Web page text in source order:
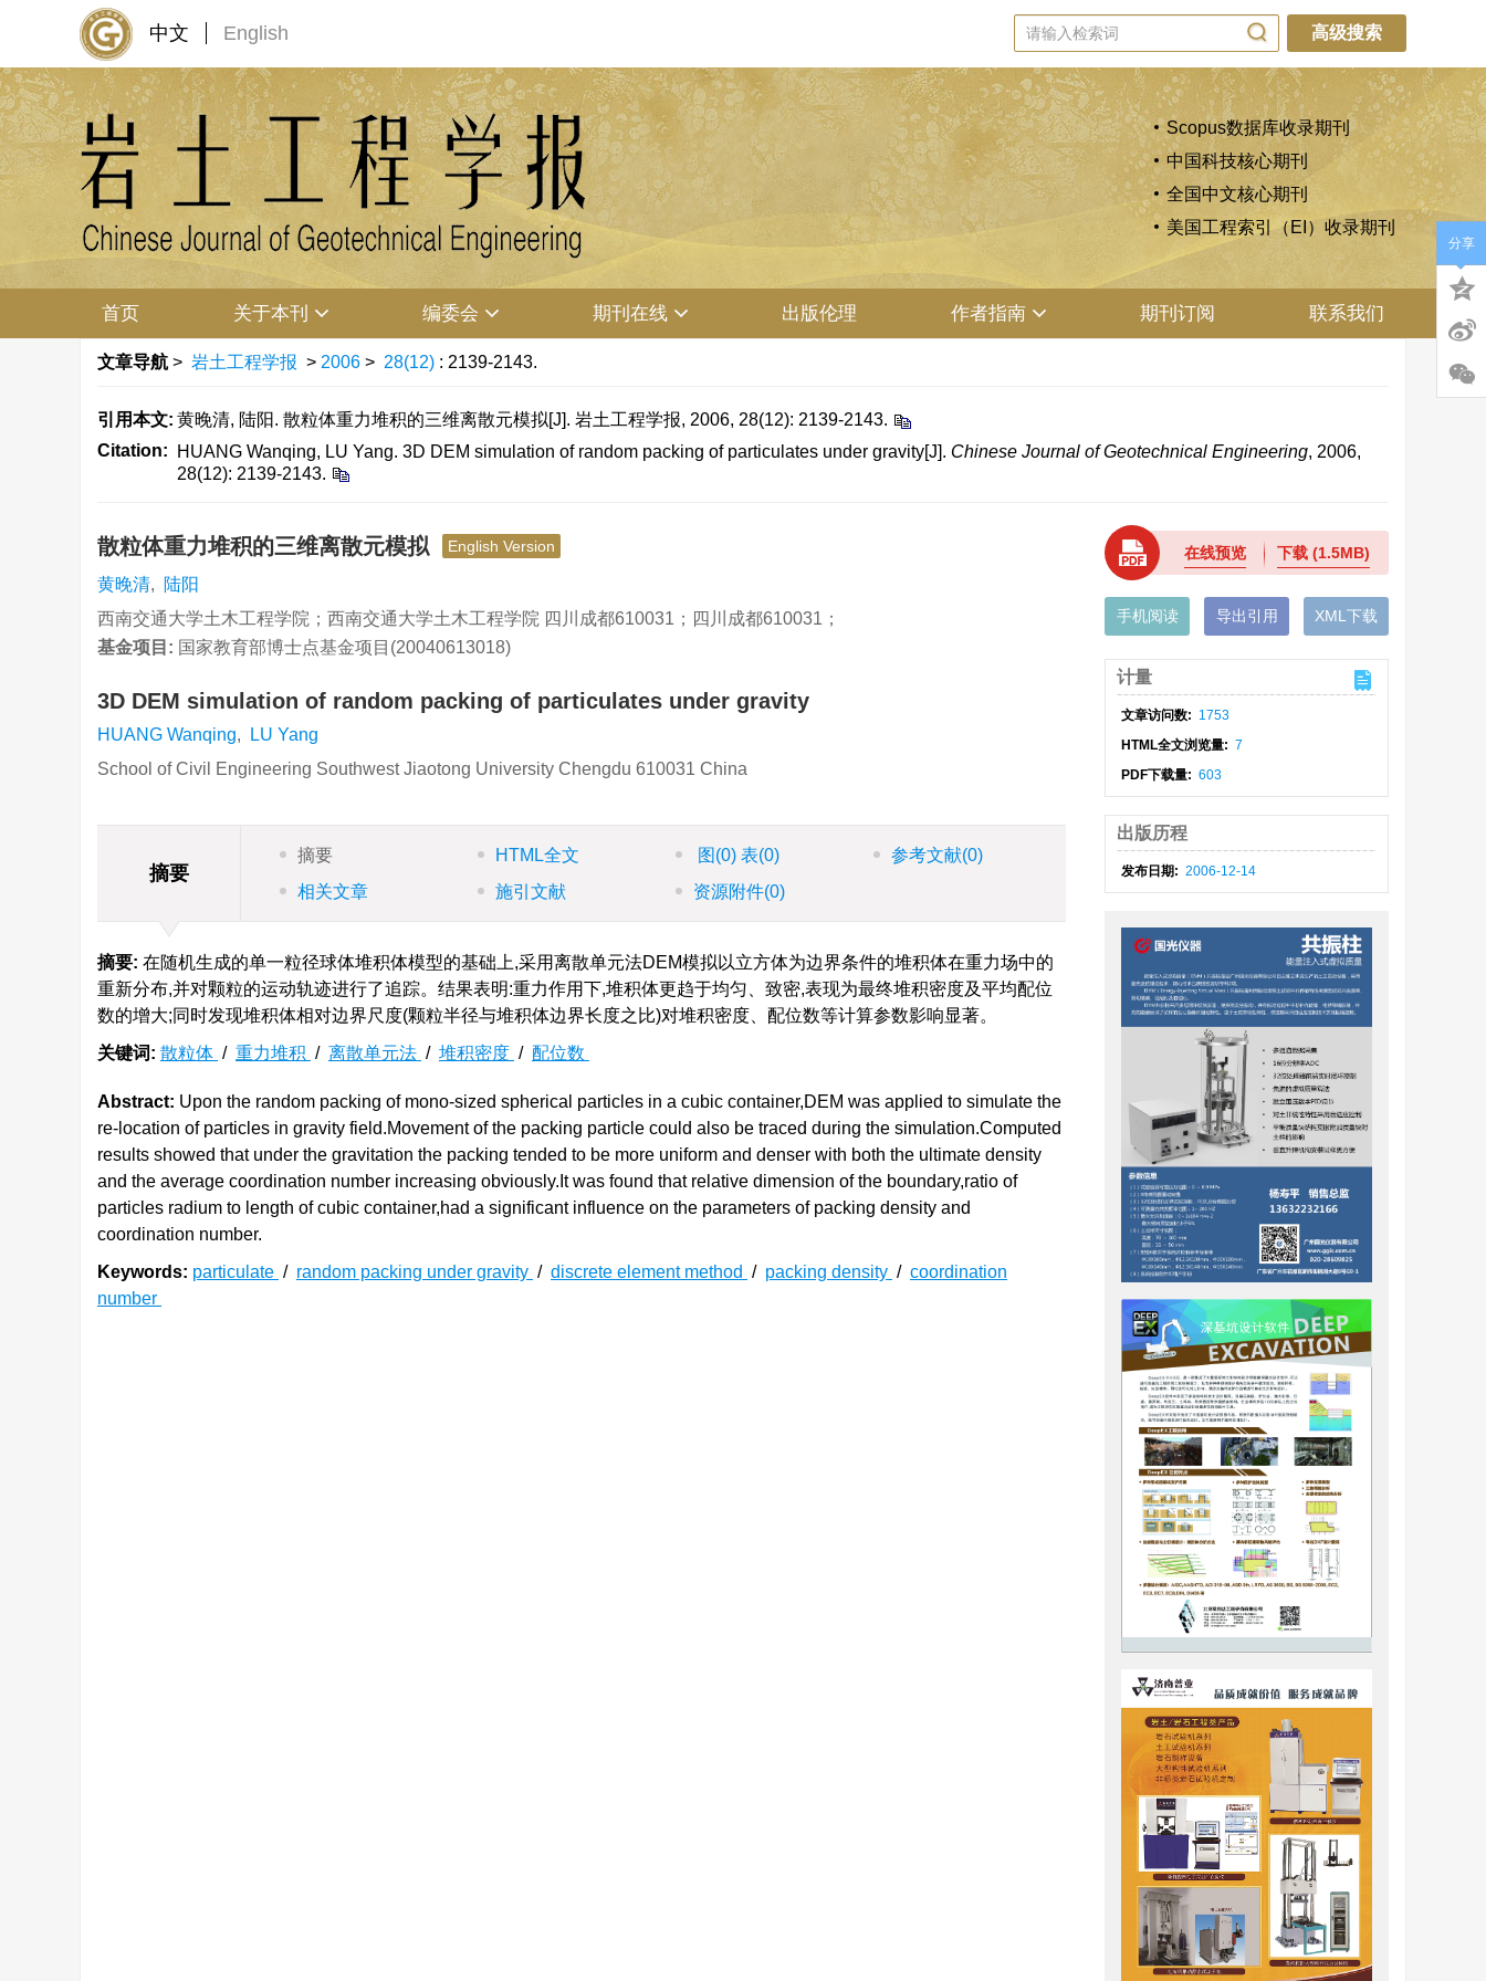
中文 English 高级搜索
Scopus数据库收录期刊
中国科技核心期刊
全国中文核心期刊
美国工程索引（EI）收录期刊
首页 关于本刊 编委会 期刊在线 出版伦理 作者指南 期刊订阅 联系我们
文章导航 > 岩土工程学报 > 2006 > 28(12) : 2139-2143.
引用本文: 黄晚清, 陆阳. 散粒体重力堆积的三维离散元模拟[J]. 岩土工程学报, 2006, 28(12): 2139-2143.
Citation:
HUANG Wanqing, LU Yang. 3D DEM simulation of random packing of particulates under gravity[J]. Chinese Journal of Geotechnical Engineering, 2006,
28(12): 2139-2143.
散粒体重力堆积的三维离散元模拟 English Version
黄晚清,
陆阳
西南交通大学土木工程学院；西南交通大学土木工程学院 四川成都610031；四川成都610031；
基金项目: 国家教育部博士点基金项目(20040613018)
3D DEM simulation of random packing of particulates under gravity
HUANG Wanqing,
LU Yang
School of Civil Engineering Southwest Jiaotong University Chengdu 610031 China
摘要
摘要 HTML全文 图 (0) 表(0) 参考文献(0)
相关文章
施引文献 资源附件(0)
摘要: 在随机生成的单一粒径球体堆积体模型的基础上,采用离散单元法DEM模拟以立方体为边界条件的堆积体在重力场中的
重新分布,并对颗粒的运动轨迹进行了追踪。结果表明:重力作用下,堆积体更趋于均匀、致密,表现为最终堆积密度及平均配位
数的增大;同时发现堆积体相对边界尺度(颗粒半径与堆积体边界长度之比)对堆积密度、配位数等计算参数影响显著。
关键词: 散粒体 / 重力堆积 / 离散单元法 / 堆积密度 / 配位数
Abstract: Upon the random packing of mono-sized spherical particles in a cubic container,DEM was applied to simulate the
re-location of particles in gravity field.Movement of the packing particle could also be traced during the simulation.Computed
results showed that under the gravitation the packing tended to be more uniform and denser with both the ultimate density
and the average coordination number increasing obviously.It was found that relative dimension of the boundary,ratio of
particles radium to length of cubic container,had a significant influence on the parameters of packing density and
coordination number.
Keywords: particulate / random packing under gravity / discrete element method / packing density / coordination
number
在线预览 下载(1.5MB)
手机阅读 导出引用 XML下载
计量
文章访问数: 1753
HTML全文浏览量: 7
PDF下载量: 603
出版历程
发布日期: 2006-12-14
分享